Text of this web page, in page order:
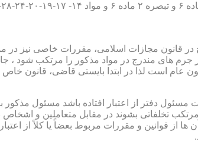
مقررات خاصی نیز در مواد ۱۰۰ و۱۰۱ و۱۰۲و ۱۰۳ قانون ثبت پیش بینی گردیده
جرم های مندرج در مواد مذکور را مرتکب شود
عام است لذا در ابتدا بایستی قاضی، قانون خاص
دفتر از اعتبار افتاده باشد مسئول مذکور
تخلفاتی بشوند در مقابل متعاملین و
ها از قوانین و مقررات مربوط بعضاً یا کلاً از